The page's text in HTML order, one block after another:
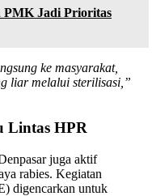
PMK Jadi Prioritas
ke masyarakat,
liar melalui sterilisasi,”
Lintas HPR
juga aktif
rabies. Kegiatan
digencarkan untuk